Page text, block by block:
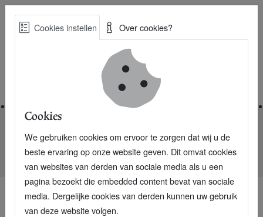
Skip
Best Practices voor een duurzame toekomst
Nieuwsarchief
Boer en boswachter: hoe vonden ze elkaar?
Cookies instellen Over cookies?
Cookies
We gebruiken cookies om ervoor te zorgen dat wij u de
beste ervaring op onze website geven. Dit omvat cookies
van websites van derden van sociale media als u een
pagina bezoekt die embedded content bevat van sociale
media. Dergelijke cookies van derden kunnen uw gebruik
van deze website volgen.